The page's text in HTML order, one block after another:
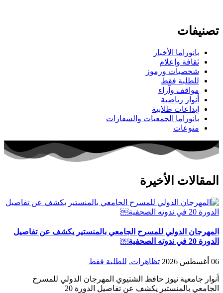
تصنيفات
بانوراما الأخبار
ثقافة وإعلام
شخصيات ورموز
للطلبة فقط
مواقف وآراء
أنوار رياضية
إبداعات طلابية
بانوراما الجمعيات والسفارات
منوعات
المقالات الأخيرة
المهرجان الدولي للمسرح الجامعي بالمنستير يكشف عن تفاصيل
الدورة 20 في ندوته الصحفية￼
06 أغسطس 2026 تظاهرات, للطلبة فقط
أنوار جامعية نيوز حافظ الشتيوي المهرجان الدولي للمسرح
الجامعي بالمنستير يكشف عن تفاصيل الدورة 20